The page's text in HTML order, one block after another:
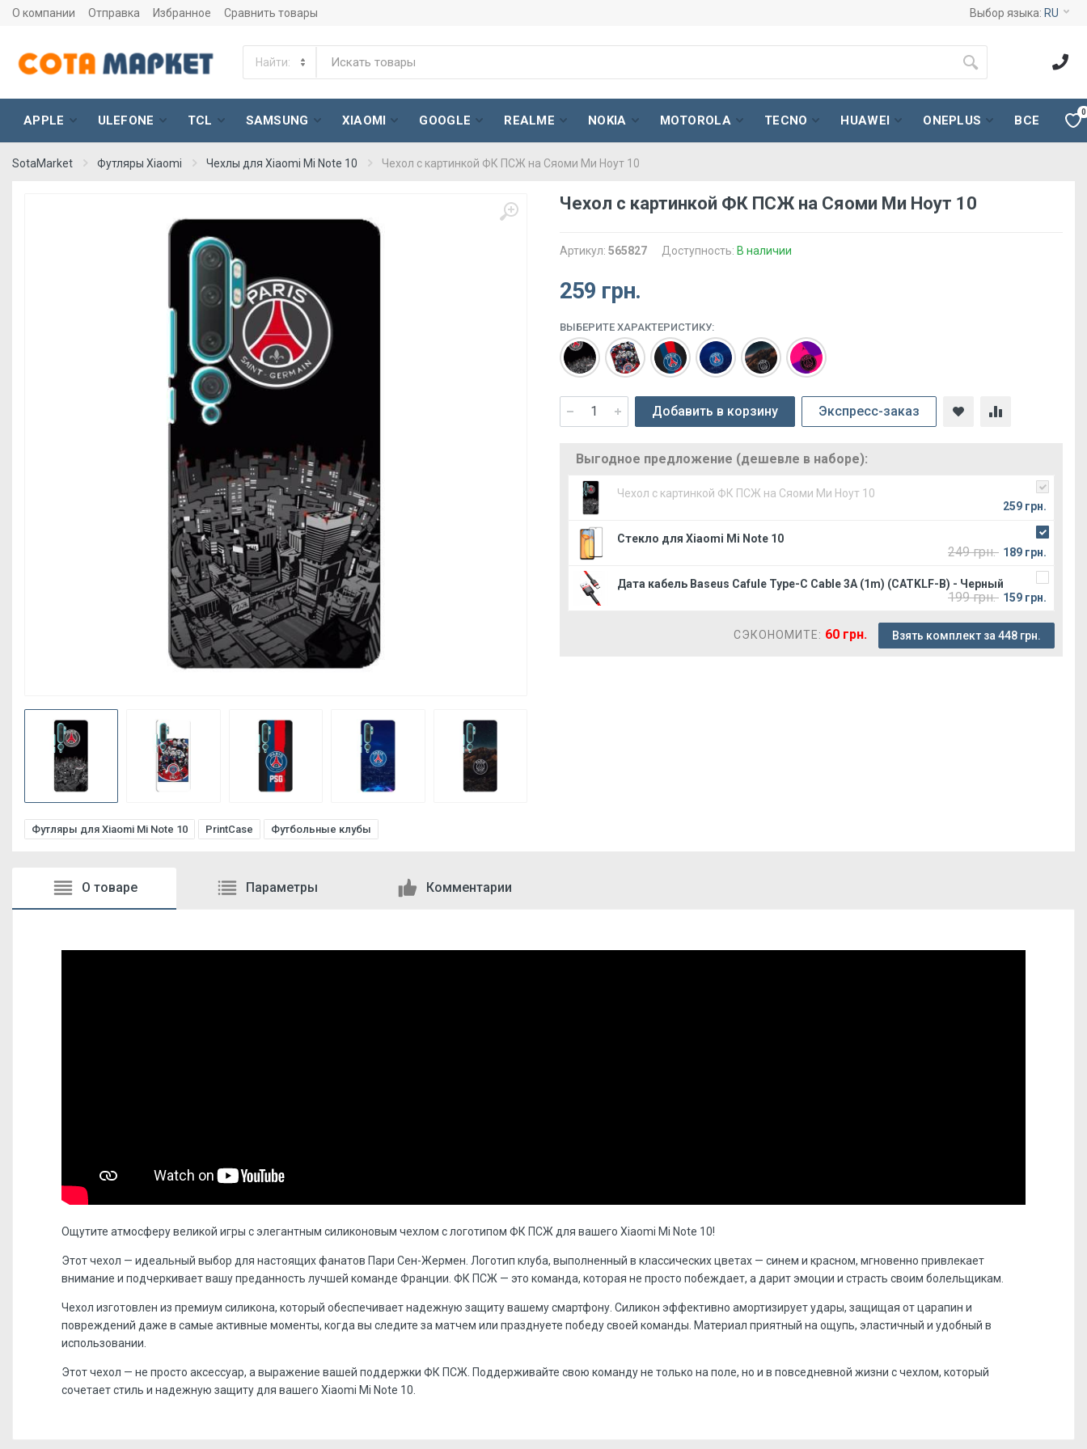
О компании Отправка Избранное Сравнить товары Выбор языка: RU
APPLE ULEFONE TCL SAMSUNG XIAOMI GOOGLE REALME NOKIA MOTOROLA TECNO HUAWEI ONEPLUS ВСЕ
0
SotaMarket Футляры Xiaomi Чехлы для Xiaomi Mi Note 10 Чехол с картинкой ФК ПСЖ на Сяоми Ми Ноут 10
Чехол с картинкой ФК ПСЖ на Сяоми Ми Ноут 10
Артикул: 565827 Доступность: В наличии
259 грн.
ВЫБЕРИТЕ ХАРАКТЕРИСТИКУ:
Добавить в корзину Экспресс-заказ
Выгодное предложение (дешевле в наборе):
Чехол с картинкой ФК ПСЖ на Сяоми Ми Ноут 10
259 грн.
Стекло для Xiaomi Mi Note 10
249 грн. 189 грн.
Дата кабель Baseus Cafule Type-C Cable 3A (1m) (CATKLF-B) - Черный
199 грн. 159 грн.
СЭКОНОМИТЕ: 60 грн. Взять комплект за 448 грн.
Футляры для Xiaomi Mi Note 10 PrintCase Футбольные клубы
О товаре Параметры Комментарии
Ощутите атмосферу великой игры с элегантным силиконовым чехлом с логотипом ФК ПСЖ для вашего Xiaomi Mi Note 10!
Этот чехол — идеальный выбор для настоящих фанатов Пари Сен-Жермен. Логотип клуба, выполненный в классических цветах — синем и красном, мгновенно привлекает
внимание и подчеркивает вашу преданность лучшей команде Франции. ФК ПСЖ — это команда, которая не просто побеждает, а дарит эмоции и страсть своим болельщикам.
Чехол изготовлен из премиум силикона, который обеспечивает надежную защиту вашему смартфону. Силикон эффективно амортизирует удары, защищая от царапин и
повреждений даже в самые активные моменты, когда вы следите за матчем или празднуете победу своей команды. Материал приятный на ощупь, эластичный и удобный в
использовании.
Этот чехол — не просто аксессуар, а выражение вашей поддержки ФК ПСЖ. Поддерживайте свою команду не только на поле, но и в повседневной жизни с чехлом, который
сочетает стиль и надежную защиту для вашего Xiaomi Mi Note 10.